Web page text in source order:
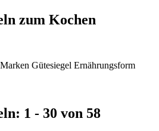
zum Kochen
Marken Gütesiegel Ernährungsform
1 - 30 von 58